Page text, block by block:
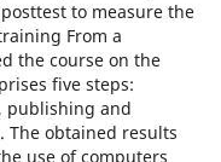
to measure the
From a
the course on the
five steps:
publishing and
The obtained results
use of computers